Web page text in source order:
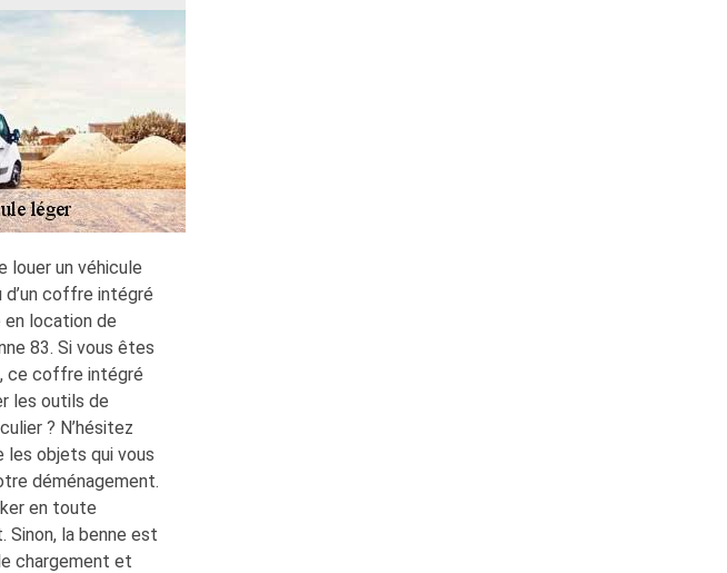
un véhicule
coffre intégré
location de
83. Si vous êtes
ce coffre intégré
les outils de
? N’hésitez
objets qui vous
déménagement.
en toute
la benne est
chargement et